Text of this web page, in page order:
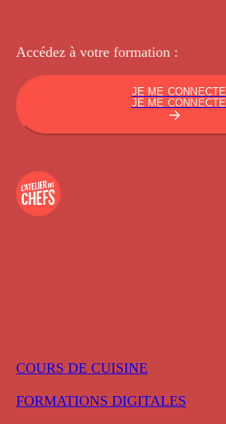
COURS DE CUISINE
FORMATIONS DIGITALES
Accédez à votre formation :
JE ME CONNECTE
JE ME CONNECTE